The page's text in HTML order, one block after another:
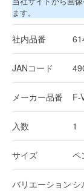
ます。
社内品番
JANコード
メーカー品番 F-
入数 1
サイズ ペ
バリエーション シ